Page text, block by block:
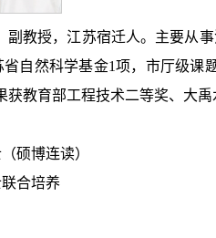
教授，江苏宿迁人。主要从
自然科学基金1项，市厅级课
教育部工程技术二等奖、大禹
硕博连读）
合培养